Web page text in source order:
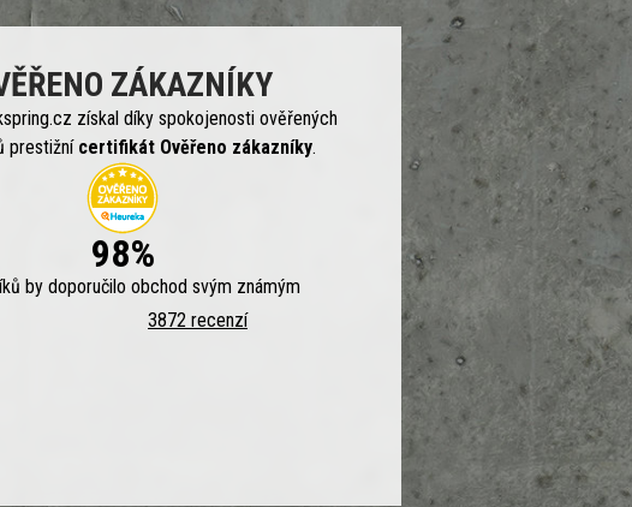
ZÁKAZNÍKY
získal díky spokojenosti ověřených
prestižní certifikát Ověřeno zákazníky.
98%
by doporučilo obchod svým známým
3872 recenzí